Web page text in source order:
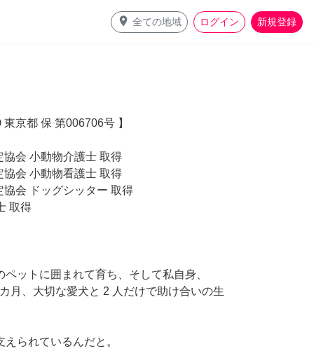
place 全ての地域 ログイン 新規登録
京都 保 第006706号 】
会 小動物介護士 取得
会 小動物看護士 取得
会 ドッグシッター 取得
取得
ットに囲まれて育ち、そして私自身、
月、大切な愛犬と 2 人だけで助け合いの生
られているんだと。